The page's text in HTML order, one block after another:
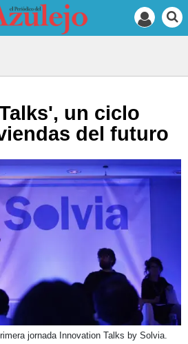
un ciclo
del futuro
jornada Innovation Talks by Solvia.